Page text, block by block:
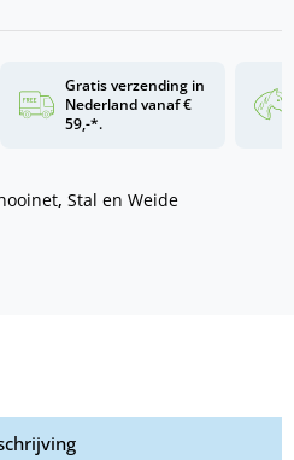
Gratis verzending in
Nederland vanaf €
59,-*.
, Stal en Weide